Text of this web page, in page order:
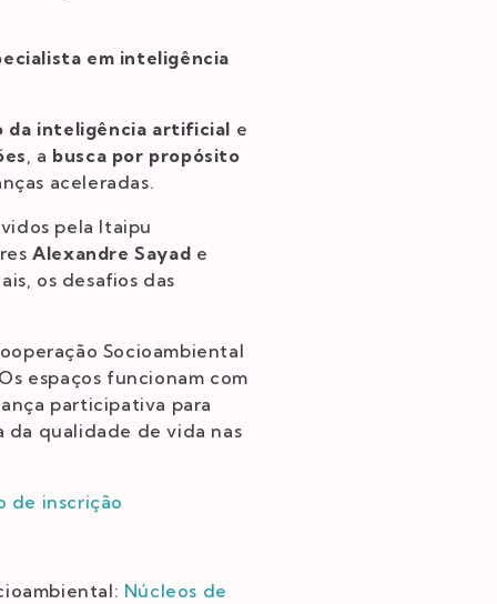
em inteligência
da inteligência artificial e
, a busca por propósito
aceleradas.
pela Itaipu
Alexandre Sayad e
os desafios das
Socioambiental
espaços funcionam com
participativa para
da qualidade de vida nas
de inscrição
Núcleos de